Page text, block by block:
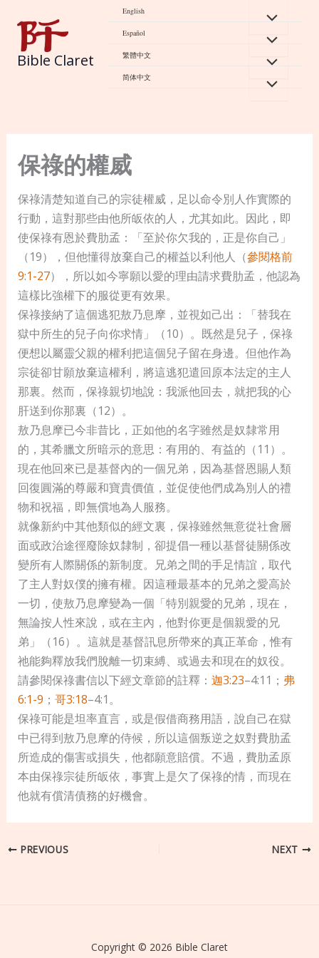
content
Bible Claret
English
Español
繁體中文
简体中文
保祿的權威
保祿清楚知道自己的宗徒權威，足以命令別人作實際的
行動，這對那些由他所皈依的人，尤其如此。因此，即
使保祿有恩於費肋孟：「至於你欠我的，正是你自己」
（19），但他懂得放棄自己的權益以利他人（參閱格前
9:1-27），所以如今寧願以愛的理由請求費肋孟，他認為
這樣比強權下的服從更有效果。
保祿接納了這個逃犯敖乃息摩，並視如己出：「替我在
獄中所生的兒子向你求情」（10）。既然是兒子，保祿
便想以屬靈父親的權利把這個兒子留在身邊。但他作為
宗徒卻甘願放棄這權利，將這逃犯遣回原本法定的主人
那裏。然而，保祿親切地說：我派他回去，就把我的心
肝送到你那裏（12）。
敖乃息摩已今非昔比，正如他的名字雖然是奴隸常用
的，其希臘文所暗示的意思：有用的、有益的（11）。
現在他回來已是基督內的一個兄弟，因為基督恩賜人類
回復圓滿的尊嚴和寶貴價值，並促使他們成為別人的禮
物和祝福，即無償地為人服務。
就像新約中其他類似的經文裏，保祿雖然無意從社會層
面或政治途徑廢除奴隸制，卻提倡一種以基督徒關係改
變所有人際關係的新制度。兄弟之間的手足情誼，取代
了主人對奴僕的擁有權。因這種最基本的兄弟之愛高於
一切，使敖乃息摩變為一個「特別親愛的兄弟，現在，
無論按人性來說，或在主內，他對你更是個親愛的兄
弟」（16）。這就是基督訊息所帶來的真正革命，惟有
祂能夠釋放我們脫離一切束縛、或過去和現在的奴役。
請參閱保祿書信以下經文章節的註釋： 迦3:23–4:11； 弗
6:1-9 ； 哥3:18–4:1。
保祿可能是坦率直言，或是假借商務用語，說自己在獄
中已得到敖乃息摩的侍候，所以這個叛逆之奴對費肋孟
所造成的傷害或損失，他都願意賠償。不過，費肋孟原
本由保祿宗徒所皈依，事實上是欠了保祿的情，而現在
他就有償清債務的好機會。
PREVIOUS NEXT
Copyright © 2026 Bible Claret